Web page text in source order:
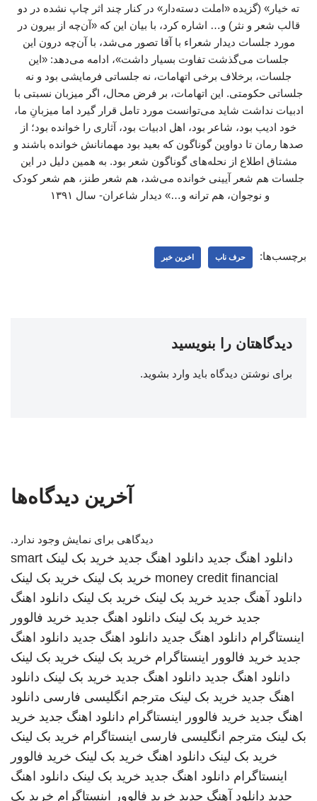
ته خیار» (گزیده «املت ‌دسته‌دار» در کنار چند اثر چاپ ‌نشده در دو
قالب شعر و نثر) و… اشاره کرد، با بیان این که «آن‌چه از بیرون در
مورد جلسات دیدار شعراء با آقا تصور می‌شد، با آن‌چه درون این
جلسات می‌گذشت تفاوت بسیار داشت»، ادامه می‌دهد: «این
جلسات، برخلاف برخی اتهامات، نه جلساتی فرمایشی بود و نه
جلساتی حکومتی. این اتهامات، بر فرض محال، اگر میزبان نسبتی با
ادبیات نداشت شاید می‌توانست مورد تامل قرار گیرد اما میزبانِ ما،
خود ادیب بود، شاعر بود، اهل ادبیات بود، آثاری را خوانده بود؛ از
صدها رمان تا دواوین گوناگون که بعید بود مهمانانش خوانده باشند و
مشتاق اطلاع از نحله‌های گوناگون شعر بود. به همین دلیل در این
جلسات هم شعر آیینی خوانده می‌شد، هم شعر طنز، هم شعر کودک
و نوجوان، هم ترانه و…» دیدار شاعران- سال ۱۳۹۱
برچسب‌ها: حرف ناب اخرین خبر
دیدگاهتان را بنویسید
برای نوشتن دیدگاه باید وارد بشوید.
آخرین دیدگاه‌ها
دیدگاهی برای نمایش وجود ندارد.
دانلود اهنگ جدید دانلود اهنگ جدید خرید بک لینک smart
money credit financial خرید بک لینک خرید بک لینک
دانلود آهنگ جدید خرید بک لینک خرید بک لینک دانلود اهنگ
جدید خرید بک لینک دانلود اهنگ جدید خرید فالوور
اینستاگرام دانلود اهنگ جدید دانلود اهنگ جدید دانلود اهنگ
جدید خرید فالوور اینستاگرام خرید بک لینک خرید بک لینک
دانلود اهنگ جدید دانلود اهنگ جدید خرید بک لینک دانلود
اهنگ جدید خرید بک لینک مترجم انگلیسی فارسی دانلود
اهنگ جدید خرید فالوور اینستاگرام دانلود اهنگ جدید خرید
بک لینک مترجم انگلیسی فارسی اینستاگرام خرید بک لینک
خرید بک لینک دانلود اهنگ خرید بک لینک خرید فالوور
اینستاگرام دانلود اهنگ جدید خرید بک لینک دانلود اهنگ
جدید دانلود آهنگ جدید خرید فالوور اینستاگرام خرید بک